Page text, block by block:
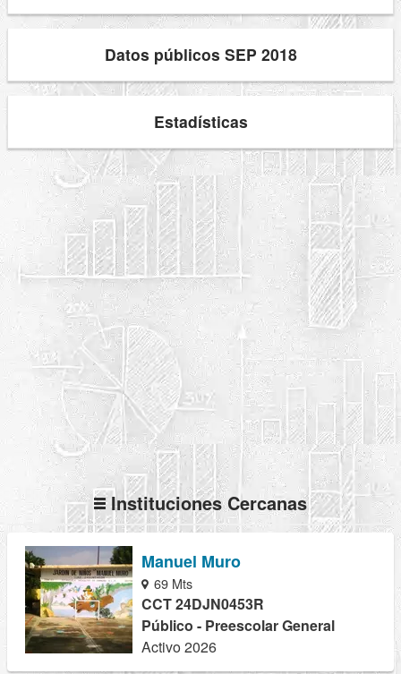
Datos públicos SEP 2018
Estadísticas
Instituciones Cercanas
Manuel Muro
69 Mts
CCT 24DJN0453R
Público - Preescolar General
Activo 2026